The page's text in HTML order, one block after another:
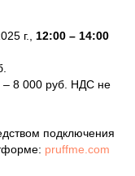
г., 12:00 – 14:00
– 8 000 руб. НДС не
подключения
pruffme.com